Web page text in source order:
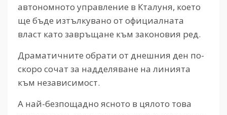
автономното управление в Кталуня, което
ще бъде изтълкувано от официалната
власт като завръщане към законовия ред.
Драматичните обрати от днешния ден по-
скоро сочат за надделяване на линията
към независимост.
А най-безпощадно ясното в цялото това